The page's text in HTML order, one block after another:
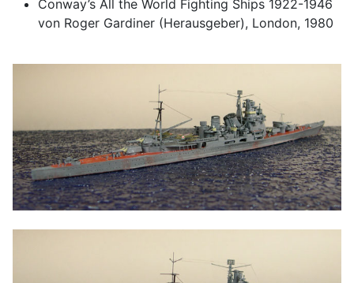
Conway’s All the World Fighting Ships 1922-1946
von Roger Gardiner (Herausgeber), London, 1980